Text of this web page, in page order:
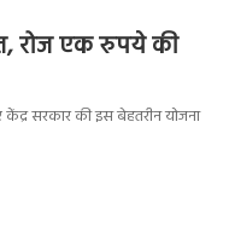
रोज एक रुपये की
सरकार की इस बेहतरीन योजना